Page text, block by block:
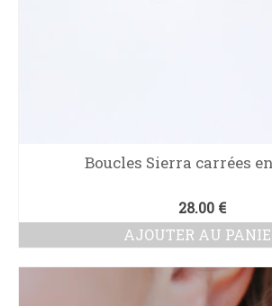
Boucles Sierra carrées
28.00 €
AJOUTER AU